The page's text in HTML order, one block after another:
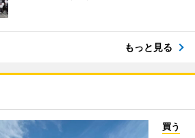
もっと見る
買う